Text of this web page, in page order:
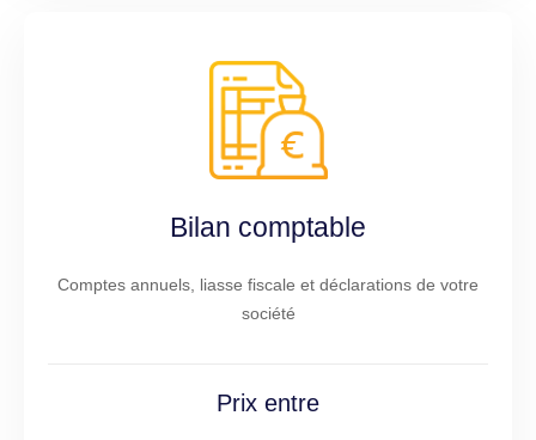
Bilan comptable
Comptes annuels, liasse fiscale et déclarations de votre
société
Prix entre